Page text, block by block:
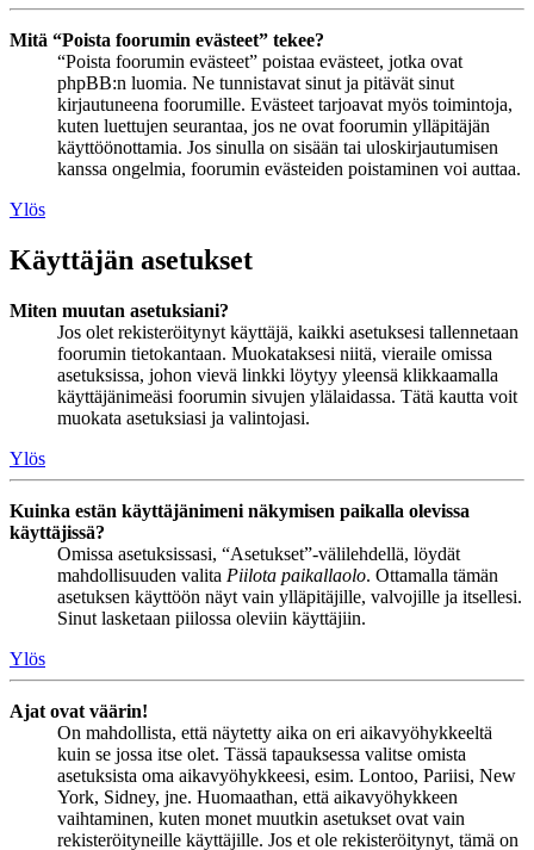
Mitä “Poista foorumin evästeet” tekee?
“Poista foorumin evästeet” poistaa evästeet, jotka ovat
phpBB:n luomia. Ne tunnistavat sinut ja pitävät sinut
kirjautuneena foorumille. Evästeet tarjoavat myös toimintoja,
kuten luettujen seurantaa, jos ne ovat foorumin ylläpitäjän
käyttöönottamia. Jos sinulla on sisään tai uloskirjautumisen
kanssa ongelmia, foorumin evästeiden poistaminen voi auttaa.
Ylös
Käyttäjän asetukset
Miten muutan asetuksiani?
Jos olet rekisteröitynyt käyttäjä, kaikki asetuksesi tallennetaan
foorumin tietokantaan. Muokataksesi niitä, vieraile omissa
asetuksissa, johon vievä linkki löytyy yleensä klikkaamalla
käyttäjänimeäsi foorumin sivujen ylälaidassa. Tätä kautta voit
muokata asetuksiasi ja valintojasi.
Ylös
Kuinka estän käyttäjänimeni näkymisen paikalla olevissa
käyttäjissä?
Omissa asetuksissasi, “Asetukset”-välilehdellä, löydät
mahdollisuuden valita Piilota paikallaolo. Ottamalla tämän
asetuksen käyttöön näyt vain ylläpitäjille, valvojille ja itsellesi.
Sinut lasketaan piilossa oleviin käyttäjiin.
Ylös
Ajat ovat väärin!
On mahdollista, että näytetty aika on eri aikavyöhykkeeltä
kuin se jossa itse olet. Tässä tapauksessa valitse omista
asetuksista oma aikavyöhykkeesi, esim. Lontoo, Pariisi, New
York, Sidney, jne. Huomaathan, että aikavyöhykkeen
vaihtaminen, kuten monet muutkin asetukset ovat vain
rekisteröityneille käyttäjille. Jos et ole rekisteröitynyt, tämä on